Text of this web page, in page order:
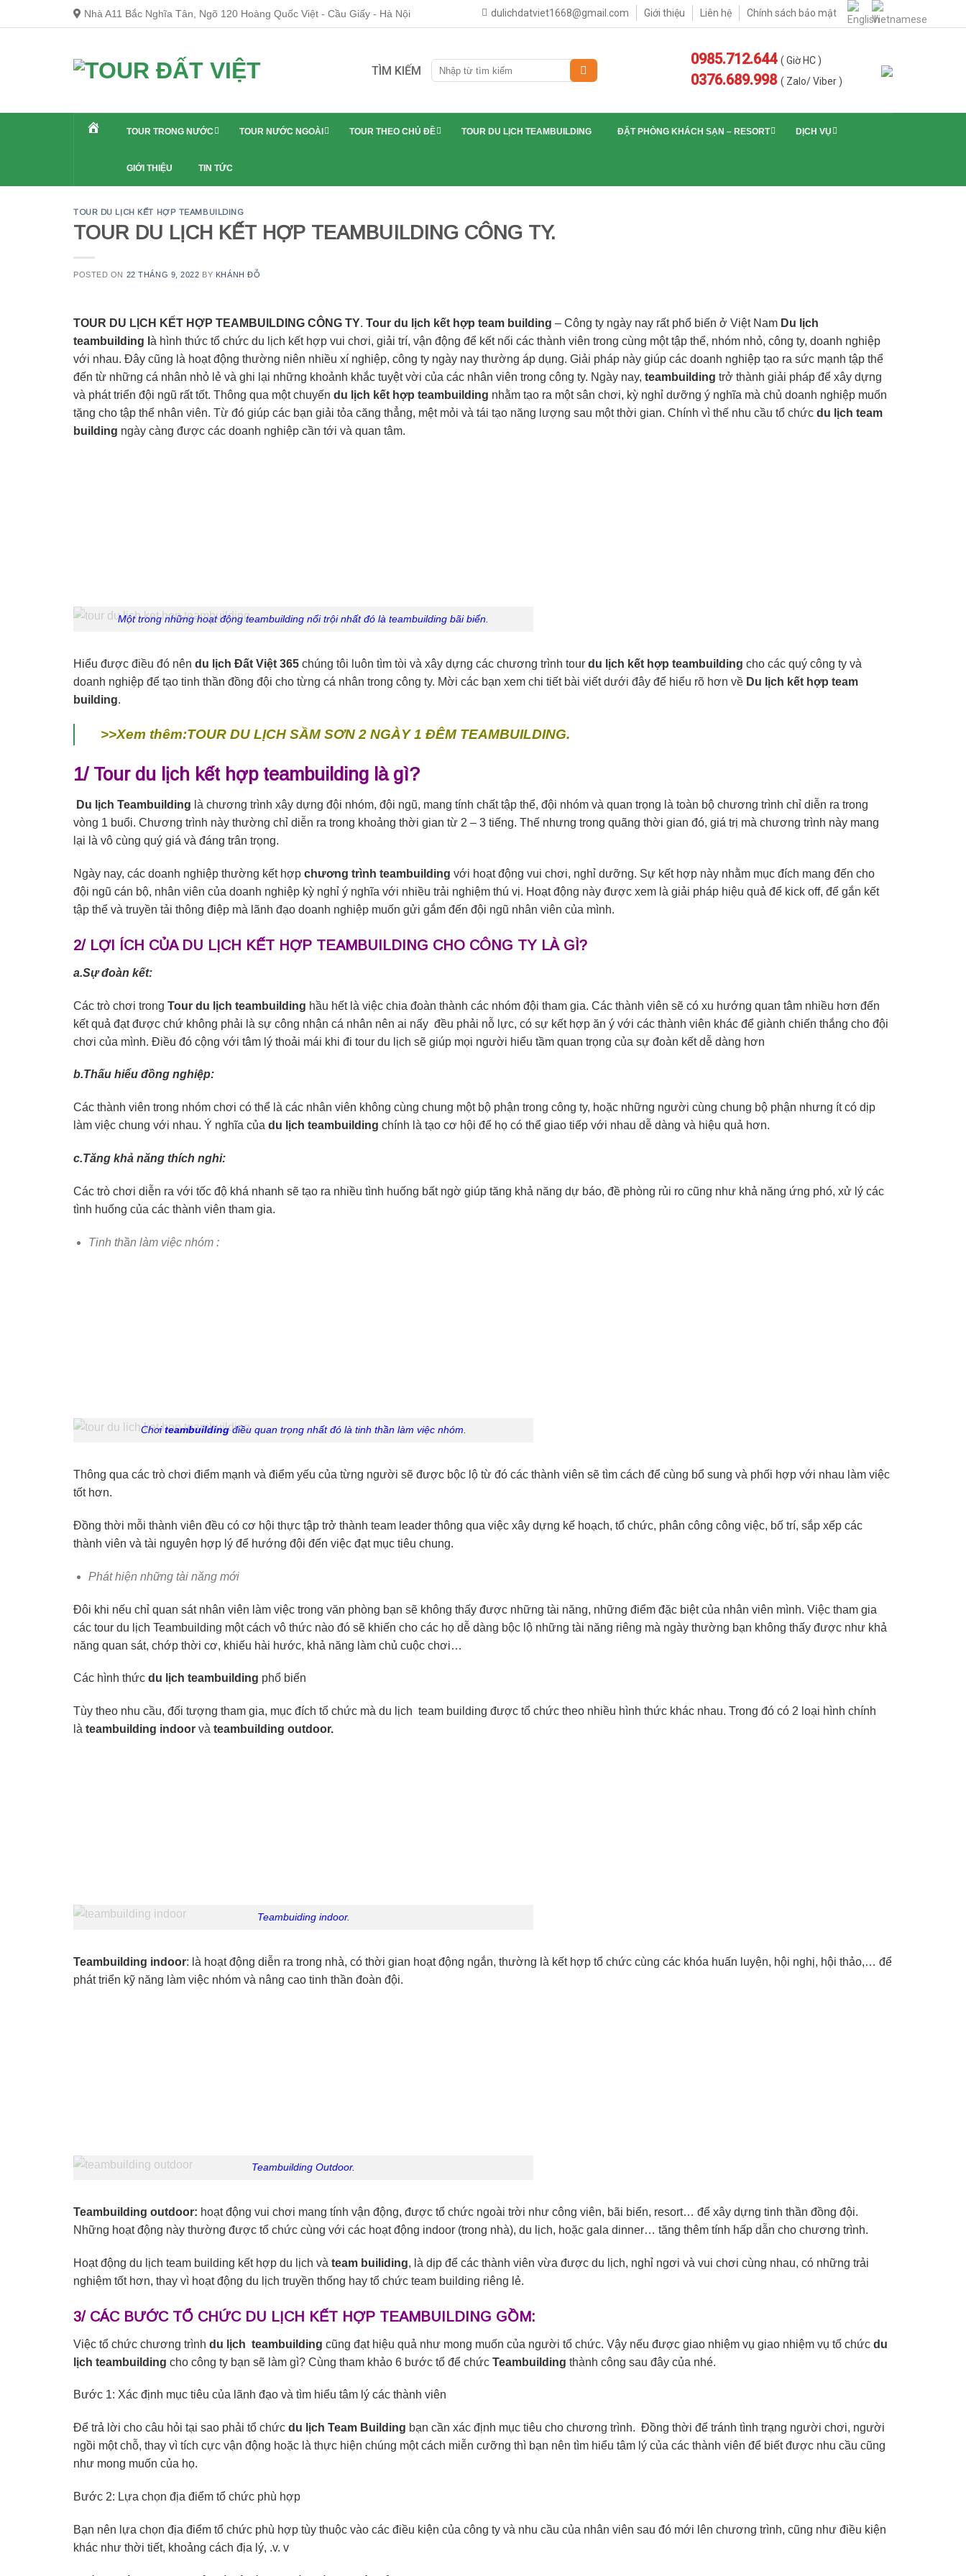
to
Nhà A11 Bắc Nghĩa Tân, Ngõ 120 Hoàng Quốc Việt - Cầu Giấy - Hà Nội dulichdatviet1668@gmail.com Giới thiệu Liên hệ Chính sách bảo mật
TÌM KIẾM
0985.712.644 ( Giờ HC )
0376.689.998 ( Zalo/ Viber )
TOUR TRONG NƯỚC TOUR NƯỚC NGOÀI TOUR THEO CHỦ ĐỀ TOUR DU LỊCH TEAMBUILDING ĐẶT PHÒNG KHÁCH SẠN – RESORT DỊCH VỤ
GIỚI THIỆU TIN TỨC
TOUR DU LỊCH KẾT HỢP TEAMBUILDING
TOUR DU LỊCH KẾT HỢP TEAMBUILDING CÔNG TY.
POSTED ON 22 THÁNG 9, 2022 BY KHÁNH ĐỖ
TOUR DU LỊCH KẾT HỢP TEAMBUILDING CÔNG TY. Tour du lịch kết hợp team building – Công ty ngày nay rất phổ biến ở Việt Nam Du lịch
teambuilding l à hình thức tổ chức du lịch kết hợp vui chơi, giải trí, vận động để kết nối các thành viên trong cùng một tập thể, nhóm nhỏ, công ty, doanh nghiệp
với nhau. Đây cũng là hoạt động thường niên nhiều xí nghiệp, công ty ngày nay thường áp dụng. Giải pháp này giúp các doanh nghiệp tạo ra sức mạnh tập thể
đến từ những cá nhân nhỏ lẻ và ghi lại những khoảnh khắc tuyệt vời của các nhân viên trong công ty. Ngày nay, teambuilding trở thành giải pháp để xây dựng
và phát triển đội ngũ rất tốt. Thông qua một chuyến du lịch kết hợp teambuilding nhằm tạo ra một sân chơi, kỳ nghỉ dưỡng ý nghĩa mà chủ doanh nghiệp muốn
tặng cho tập thể nhân viên. Từ đó giúp các bạn giải tỏa căng thẳng, mệt mỏi và tái tạo năng lượng sau một thời gian. Chính vì thế nhu cầu tổ chức du lịch team
building ngày càng được các doanh nghiệp cần tới và quan tâm.
Một trong những hoạt động teambuilding nổi trội nhất đó là teambuilding bãi biển.
Hiểu được điều đó nên du lịch Đất Việt 365 chúng tôi luôn tìm tòi và xây dựng các chương trình tour du lịch kết hợp teambuilding cho các quý công ty và
doanh nghiệp để tạo tinh thần đồng đội cho từng cá nhân trong công ty. Mời các bạn xem chi tiết bài viết dưới đây để hiểu rõ hơn về Du lịch kết hợp team
building.
>>Xem thêm:TOUR DU LỊCH SẦM SƠN 2 NGÀY 1 ĐÊM TEAMBUILDING.
1/ Tour du lịch kết hợp teambuilding là gì?
Du lịch Teambuilding là chương trình xây dựng đội nhóm, đội ngũ, mang tính chất tập thể, đội nhóm và quan trọng là toàn bộ chương trình chỉ diễn ra trong
vòng 1 buổi. Chương trình này thường chỉ diễn ra trong khoảng thời gian từ 2 – 3 tiếng. Thế nhưng trong quãng thời gian đó, giá trị mà chương trình này mang
lại là vô cùng quý giá và đáng trân trọng.
Ngày nay, các doanh nghiệp thường kết hợp chương trình teambuilding với hoạt động vui chơi, nghỉ dưỡng. Sự kết hợp này nhằm mục đích mang đến cho
đội ngũ cán bộ, nhân viên của doanh nghiệp kỳ nghỉ ý nghĩa với nhiều trải nghiệm thú vị. Hoạt động này được xem là giải pháp hiệu quả để kick off, để gắn kết
tập thể và truyền tải thông điệp mà lãnh đạo doanh nghiệp muốn gửi gắm đến đội ngũ nhân viên của mình.
2/ LỢI ÍCH CỦA DU LỊCH KẾT HỢP TEAMBUILDING CHO CÔNG TY LÀ GÌ?
a.Sự đoàn kết:
Các trò chơi trong Tour du lịch teambuilding hầu hết là việc chia đoàn thành các nhóm đội tham gia. Các thành viên sẽ có xu hướng quan tâm nhiều hơn đến
kết quả đạt được chứ không phải là sự công nhận cá nhân nên ai nấy đều phải nỗ lực, có sự kết hợp ăn ý với các thành viên khác để giành chiến thắng cho đội
chơi của mình. Điều đó cộng với tâm lý thoải mái khi đi tour du lịch sẽ giúp mọi người hiểu tầm quan trọng của sự đoàn kết dễ dàng hơn
b.Thấu hiểu đồng nghiệp:
Các thành viên trong nhóm chơi có thể là các nhân viên không cùng chung một bộ phận trong công ty, hoặc những người cùng chung bộ phận nhưng ít có dịp
làm việc chung với nhau. Ý nghĩa của du lịch teambuilding chính là tạo cơ hội để họ có thể giao tiếp với nhau dễ dàng và hiệu quả hơn.
c.Tăng khả năng thích nghi:
Các trò chơi diễn ra với tốc độ khá nhanh sẽ tạo ra nhiều tình huống bất ngờ giúp tăng khả năng dự báo, đề phòng rủi ro cũng như khả năng ứng phó, xử lý các
tình huống của các thành viên tham gia.
Tinh thần làm việc nhóm :
Chơiteambuildingđiều quan trọng nhất đó là tinh thần làm việc nhóm.
Thông qua các trò chơi điểm mạnh và điểm yếu của từng người sẽ được bộc lộ từ đó các thành viên sẽ tìm cách để cùng bổ sung và phối hợp với nhau làm việc
tốt hơn.
Đồng thời mỗi thành viên đều có cơ hội thực tập trở thành team leader thông qua việc xây dựng kế hoạch, tổ chức, phân công công việc, bố trí, sắp xếp các
thành viên và tài nguyên hợp lý để hướng đội đến việc đạt mục tiêu chung.
Phát hiện những tài năng mới
Đôi khi nếu chỉ quan sát nhân viên làm việc trong văn phòng bạn sẽ không thấy được những tài năng, những điểm đặc biệt của nhân viên mình. Việc tham gia
các tour du lịch Teambuilding một cách vô thức nào đó sẽ khiến cho các họ dễ dàng bộc lộ những tài năng riêng mà ngày thường bạn không thấy được như khả
năng quan sát, chớp thời cơ, khiếu hài hước, khả năng làm chủ cuộc chơi…
Các hình thức du lịch teambuilding phổ biến
Tùy theo nhu cầu, đối tượng tham gia, mục đích tổ chức mà du lịch team building được tổ chức theo nhiều hình thức khác nhau. Trong đó có 2 loại hình chính
là teambuilding indoor và teambuilding outdoor.
Teambuiding indoor.
Teambuilding indoor: là hoạt động diễn ra trong nhà, có thời gian hoạt động ngắn, thường là kết hợp tổ chức cùng các khóa huấn luyện, hội nghị, hội thảo,… để
phát triển kỹ năng làm việc nhóm và nâng cao tinh thần đoàn đội.
Teambuilding Outdoor.
Teambuilding outdoor: hoạt động vui chơi mang tính vận động, được tổ chức ngoài trời như công viên, bãi biển, resort… để xây dựng tinh thần đồng đội.
Những hoạt động này thường được tổ chức cùng với các hoạt động indoor (trong nhà), du lịch, hoặc gala dinner… tăng thêm tính hấp dẫn cho chương trình.
Hoạt động du lịch team building kết hợp du lịch và team builiding, là dịp để các thành viên vừa được du lịch, nghỉ ngơi và vui chơi cùng nhau, có những trải
nghiệm tốt hơn, thay vì hoạt động du lịch truyền thống hay tổ chức team building riêng lẻ.
3/ CÁC BƯỚC TỔ CHỨC DU LỊCH KẾT HỢP TEAMBUILDING GỒM:
Việc tổ chức chương trình du lịch teambuilding cũng đạt hiệu quả như mong muốn của người tổ chức. Vậy nếu được giao nhiệm vụ giao nhiệm vụ tổ chức du
lịch teambuilding cho công ty bạn sẽ làm gì? Cùng tham khảo 6 bước tổ để chức Teambuilding thành công sau đây của nhé.
Bước 1: Xác định mục tiêu của lãnh đạo và tìm hiểu tâm lý các thành viên
Để trả lời cho câu hỏi tại sao phải tổ chức du lịch Team Building bạn cần xác định mục tiêu cho chương trình. Đồng thời để tránh tình trạng người chơi, người
ngồi một chỗ, thay vì tích cực vận động hoặc là thực hiện chúng một cách miễn cưỡng thì bạn nên tìm hiểu tâm lý của các thành viên để biết được nhu cầu cũng
như mong muốn của họ.
Bước 2: Lựa chọn địa điểm tổ chức phù hợp
Bạn nên lựa chọn địa điểm tổ chức phù hợp tùy thuộc vào các điều kiện của công ty và nhu cầu của nhân viên sau đó mới lên chương trình, cũng như điều kiện
khác như thời tiết, khoảng cách địa lý, .v. v